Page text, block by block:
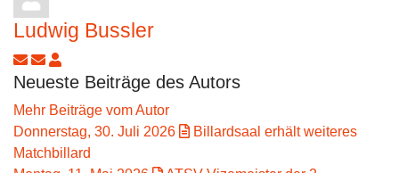
Ludwig Bussler
Updates abonnieren
Abo von Updates dieses Autors beenden
Ludwig Bussler
Neueste Beiträge des Autors
Mehr Beiträge vom Autor
Donnerstag, 30. Juli 2026
Billardsaal erhält weiteres
Matchbillard